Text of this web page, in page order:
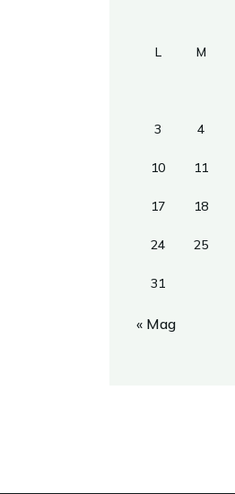
L M
3 4
10 11
17 18
24 25
31
« Mag